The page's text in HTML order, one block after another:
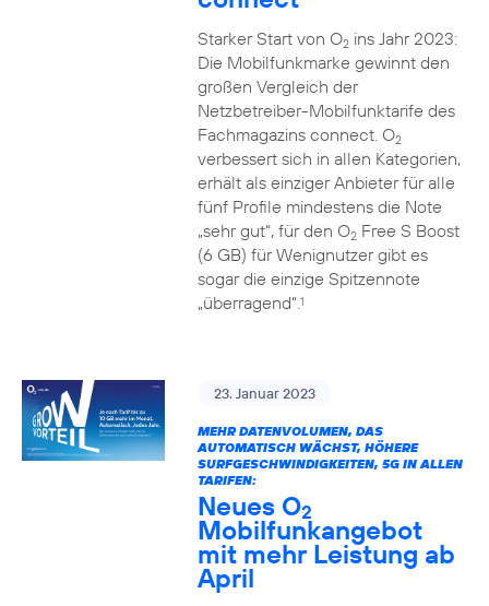
Starker Start von O2ins Jahr 2023:
Die Mobilfunkmarke gewinnt den
großen Vergleich der
Netzbetreiber-Mobilfunktarife des
Fachmagazins connect. O2
verbessert sich in allen Kategorien,
erhält als einziger Anbieter für alle
fünf Profile mindestens die Note
„sehr gut“, für den O2Free S Boost
(6 GB) für Wenignutzer gibt es
sogar die einzige Spitzennote
„überragend“.1
23. Januar 2023
MEHR DATENVOLUMEN, DAS
AUTOMATISCH WÄCHST, HÖHERE
SURFGESCHWINDIGKEITEN, 5G IN ALLEN
TARIFEN:
Neues O2
Mobilfunkangebot
mit mehr Leistung ab
April